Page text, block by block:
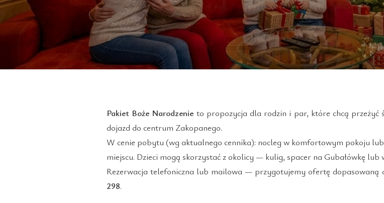
Pakiet Boże Narodzenie to propozycja dla rodzin i par, które chcą przeżyć
dojazd do centrum Zakopanego.
W cenie pobytu (wg aktualnego cennika): nocleg w komfortowym pokoju
miejscu. Dzieci mogą skorzystać z okolicy — kulig, spacer na Gubałówkę lub
Rezerwacja telefoniczna lub mailowa — przygotujemy ofertę dopasowaną
298.